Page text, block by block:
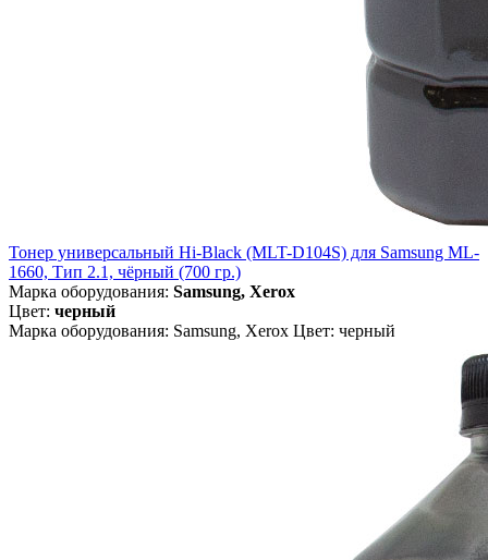
Тонер универсальный Hi-Black (MLT-D104S) для Samsung ML-
1660, Тип 2.1, чёрный (700 гр.)
Марка оборудования: Samsung, Xerox
Цвет: черный
Марка оборудования: Samsung, Xerox Цвет: черный